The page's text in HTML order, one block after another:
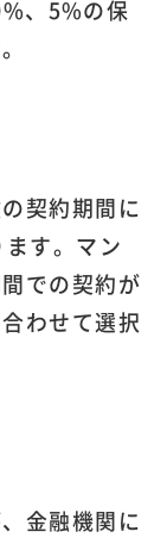
、5%の保
契約期間に
す。マン
での契約が
わせて選択
金融機関に